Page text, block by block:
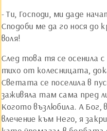
- Ти, Господи, ми даде
Сподоби ме да го нося до
воля!
След това тя се осенила с
тихо от колесницата,
Светата се поселила в
заживяла там сама пред
Когото възлюбила. А Бог,
влечение към Него, я